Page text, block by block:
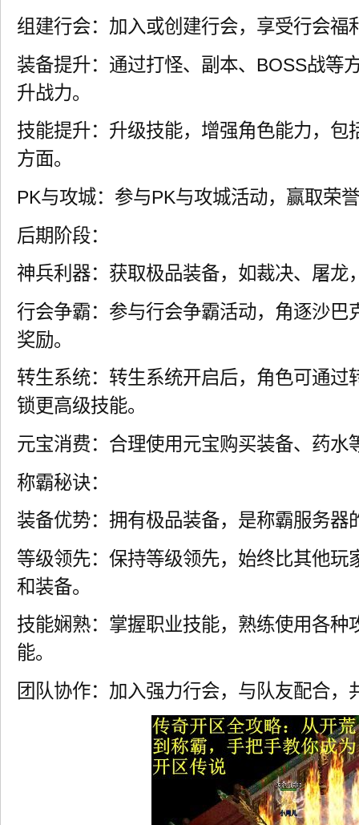
组建行会：加入或创建行会，享受行会福
装备提升：通过打怪、副本、BOSS战等
升战力。
技能提升：升级技能，增强角色能力，包
方面。
PK与攻城：参与PK与攻城活动，赢取荣
后期阶段：
神兵利器：获取极品装备，如裁决、屠龙
行会争霸：参与行会争霸活动，角逐沙巴
奖励。
转生系统：转生系统开启后，角色可通过
锁更高级技能。
元宝消费：合理使用元宝购买装备、药水
称霸秘诀：
装备优势：拥有极品装备，是称霸服务器
等级领先：保持等级领先，始终比其他玩
和装备。
技能娴熟：掌握职业技能，熟练使用各种
能。
团队协作：加入强力行会，与队友配合，